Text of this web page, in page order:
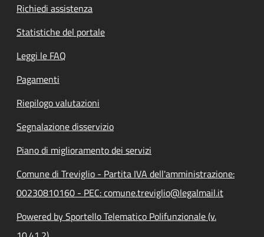
Richiedi assistenza
Statistiche del portale
Leggi le FAQ
Pagamenti
Riepilogo valutazioni
Segnalazione disservizio
Piano di miglioramento dei servizi
Comune di Treviglio - Partita IVA dell'amministrazione:
00230810160 - PEC: comune.treviglio@legalmail.it
Powered by Sportello Telematico Polifunzionale (v.